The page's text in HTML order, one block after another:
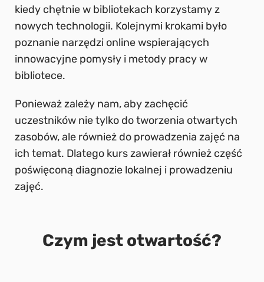
kiedy chętnie w bibliotekach korzystamy z
nowych technologii. Kolejnymi krokami było
poznanie narzędzi online wspierających
innowacyjne pomysły i metody pracy w
bibliotece.
Ponieważ zależy nam, aby zachęcić
uczestników nie tylko do tworzenia otwartych
zasobów, ale również do prowadzenia zajęć na
ich temat. Dlatego kurs zawierał również część
poświęconą diagnozie lokalnej i prowadzeniu
zajęć.
Czym jest otwartość?